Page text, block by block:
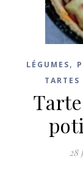
LÉGUMES,
28